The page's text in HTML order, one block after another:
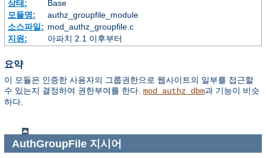
상태:
Base
모듈명:
authz_groupfile_module
소스파일: mod_authz_groupfile.c
지원:
아파치 2.1 이후부터
요약
이 모듈은 인증한 사용자의 그룹권한으로 웹사이트의 일부를 접근할
수 있는지 결정하여 권한부여를 한다. mod_authz_dbm과 기능이 비슷
하다.
AuthGroupFile지시어